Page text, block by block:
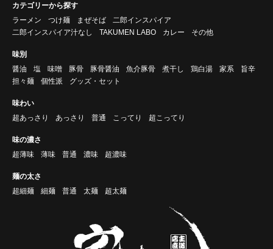
カテゴリーから探す
ラーメン
つけ麺 まぜそば
二郎インスパイア
二郎インスパイア汁なし
TAKUMEN LABO カレー その他
味別
醤油
塩 味噌 豚骨 豚骨醤油 魚介豚骨 煮干し 鶏白湯 家系
旨辛
担々麺
個性派 グッズ・セット
味わい
超あっさり
あっさり 普通 こってり 超こってり
味の濃さ
超薄味
薄味 普通 濃味 超濃味
麺の太さ
超細麺
細麺 普通 太麺 超太麺